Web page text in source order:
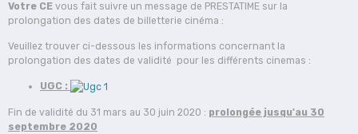
Votre CE vous fait suivre un message de PRESTATIME sur la
prolongation des dates de billetterie cinéma :
Veuillez trouver ci-dessous les informations concernant la
prolongation des dates de validité pour les différents cinemas :
UGC :
Fin de validité du 31 mars au 30 juin 2020 : prolongée jusqu'au 30
septembre 2020